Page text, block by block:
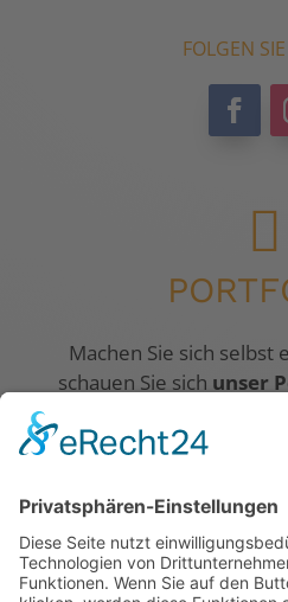
FOLGEN

Machen Sie sich selbst
schauen Sie sich unser